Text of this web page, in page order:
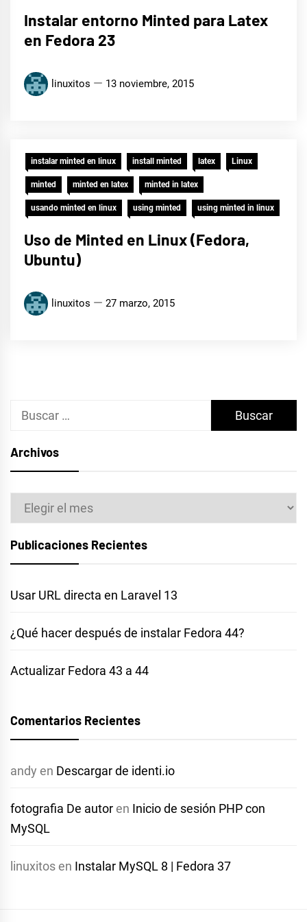
Instalar entorno Minted para Latex
en Fedora 23
linuxitos 13 noviembre, 2015
instalar minted en linux install minted latex Linux
minted minted en latex minted in latex
usando minted en linux using minted using minted in linux
Uso de Minted en Linux (Fedora,
Ubuntu)
linuxitos 27 marzo, 2015
Buscar:
Archivos
Archivos
Publicaciones Recientes
Usar URL directa en Laravel 13
¿Qué hacer después de instalar Fedora 44?
Actualizar Fedora 43 a 44
Comentarios Recientes
andy en Descargar de identi.io
fotografia De autor en Inicio de sesión PHP con
MySQL
linuxitos en Instalar MySQL 8 | Fedora 37